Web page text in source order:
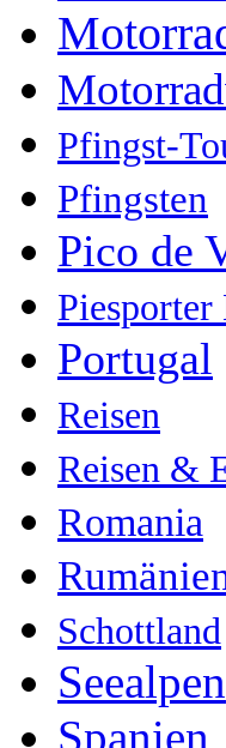
Pfingst-
Pfingsten
Pico de
Piesporter
Portugal
Reisen
Reisen &
Romania
Schottland
Seealpen
Spanien